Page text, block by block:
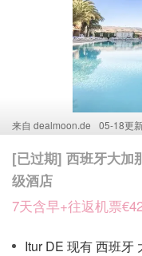
来自 dealmoon.de 05-18更
[已过期] 西班牙大加
级酒店
7天含早+往返机票
Itur DE 现有 西班牙